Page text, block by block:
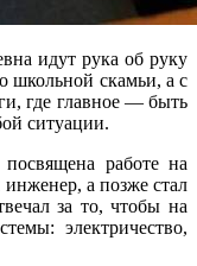
идут рука об руку
школьной скамьи, а с
где главное — быть
ситуации.
работе на
инженер, а позже стал
за то, чтобы на
электричество,